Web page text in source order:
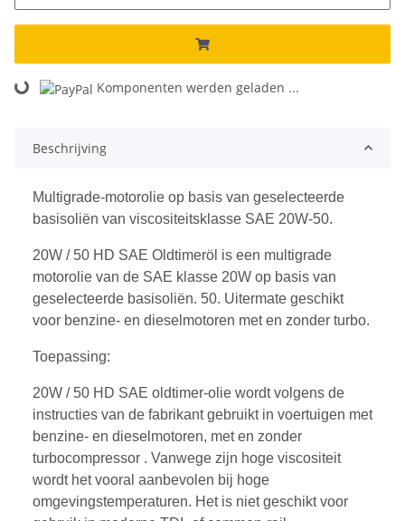
Loading... Komponenten werden geladen ...
Beschrijving
Multigrade-motorolie op basis van geselecteerde
basisoliën van viscositeitsklasse SAE 20W-50.
20W / 50 HD SAE Oldtimeröl is een multigrade
motorolie van de SAE klasse 20W op basis van
geselecteerde basisoliën. 50. Uitermate geschikt
voor benzine- en dieselmotoren met en zonder turbo.
Toepassing:
20W / 50 HD SAE oldtimer-olie wordt volgens de
instructies van de fabrikant gebruikt in voertuigen met
benzine- en dieselmotoren, met en zonder
turbocompressor . Vanwege zijn hoge viscositeit
wordt het vooral aanbevolen bij hoge
omgevingstemperaturen. Het is niet geschikt voor